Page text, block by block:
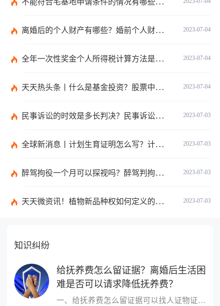
不能符合宅基地申请条件的情况有哪些？申请宅基地需要哪些材料？
2023-07-04
离婚后的个人财产有哪些？婚前个人财产要怎么证明？
2023-07-04
全年一次性奖金个人所得税计算方法是什么？个税专项附加扣除如何界定？
2023-07-04
天天热头条丨什么是基金投资？股票中的价值投资是什么意思？
2023-07-03
民事诉讼的时效是多长判决？民事诉讼的诉讼费用计算-天天简讯
2023-07-03
全球新消息丨计划生育证明怎么写？计划生育证明都需要什么材料？
2023-07-03
醉驾拘役一个月可以探视吗？醉驾判拘役当庭执行吗？
2023-07-03
天天微资讯！植物新品种权如何定义的？植物新品种权应符合什么条件？
知识纠纷
给抚养费怎么留证据？离婚后生活困
难是否可以请求降低抚养费？
一、给抚养费怎么留证据可以找人证物证，证明自己在离婚后是给了抚